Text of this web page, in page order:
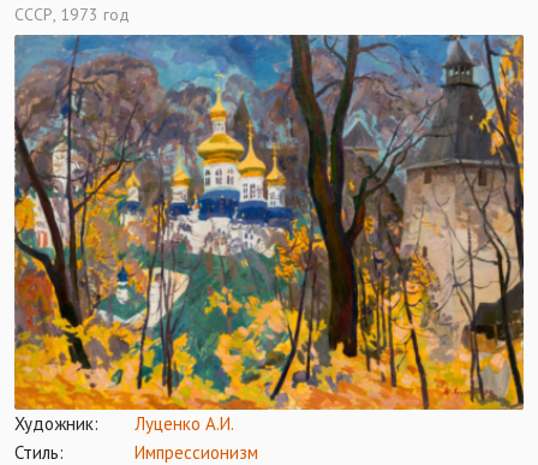
СССР, 1973 год
Художник:
Луценко А.И.
Стиль:
Импрессионизм